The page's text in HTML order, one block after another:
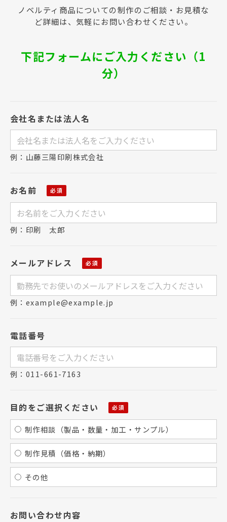
ノベルティ商品についての制作のご相談・お見積な
ど詳細は、気軽にお問い合わせください。
下記フォームにご入力ください（1
分）
会社名または法人名
例：山藤三陽印刷株式会社
お名前
例：印刷 太郎
メールアドレス
例：example@example.jp
電話番号
例：011-661-7163
目的をご選択ください
制作相談（製品・数量・加工・サンプル）
制作見積（価格・納期）
その他
お問い合わせ内容